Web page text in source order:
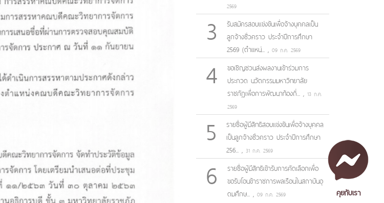
2569
3
รับสมัครสอบแข่งขันเพื่อจ้างบุคคลเป็น
ลูกจ้างชั่วคราว ประจำปีการศึกษา
2569 (ตำแหน่... , 09 ก.ค. 2569
4
ขอเชิญชวนส่งผลงานเข้าร่วมการ
ประกวด นวัตกรรมมหาวิทยาลัย
ราชภัฏเพื่อการพัฒนาท้องถิ่... , 13 ก.ค.
2569
5
รายชื่อผู้มีสิทธิสอบแข่งขันเพื่อจ้างบุคคล
เป็นลูกจ้างชั่วคราว ประจำปีการศึกษา
256... , 31 ก.ค. 2569
6
รายชื่อผู้มีสิทธิเข้ารับการคัดเลือกเพื่อ
ขอรับโอนข้าราชการพลเรือนในสถาบันอุ
ดมศึกษ... , 09 ก.ค. 2569 คุยกับเรา